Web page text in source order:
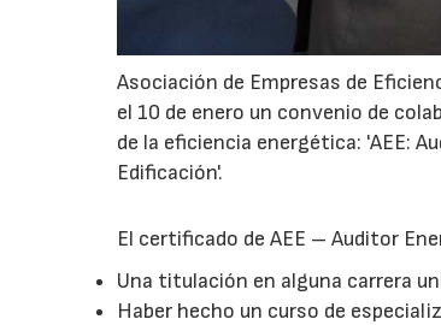
Asociación de Empresas de
el 10 de enero un convenio de
de la eficiencia energética: 'AEE:
Edificación'.
El certificado de AEE – Auditor
Una titulación en alguna carrera
Haber hecho un curso de